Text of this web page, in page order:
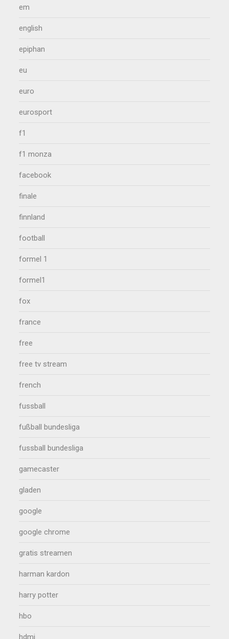
em
english
epiphan
eu
euro
eurosport
f1
f1 monza
facebook
finale
finnland
football
formel 1
formel1
fox
france
free
free tv stream
french
fussball
fußball bundesliga
fussball bundesliga
gamecaster
gladen
google
google chrome
gratis streamen
harman kardon
harry potter
hbo
hdmi